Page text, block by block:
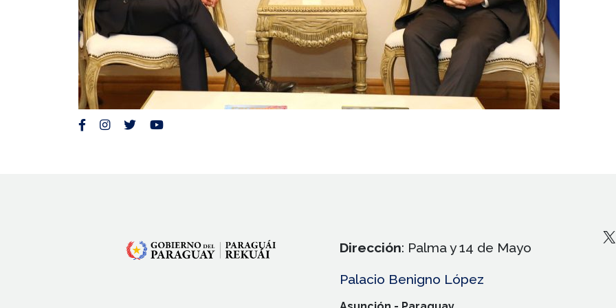
Dirección: Palma y 14 de Mayo
Palacio Benigno López
X